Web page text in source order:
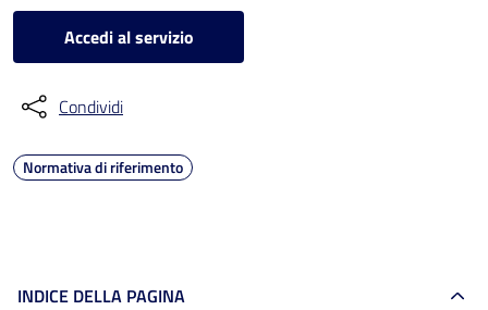
Accedi al servizio
Condividi
Normativa di riferimento
INDICE DELLA PAGINA